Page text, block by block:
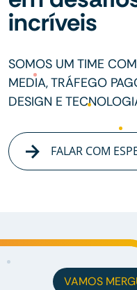
incríveis
SOMOS UM TIME
MEDIA, TRÁFEGO
DESIGN E
FALAR COM
VAMOS